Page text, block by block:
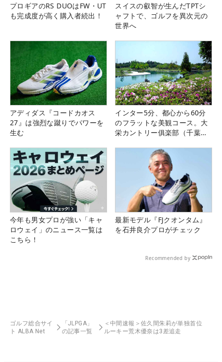
プロギアのRS DUOはFW・UT
も完成度が高く購入者続出！
スイスの叡智が生んだTPTシ
ャフトで、ゴルフを異次元の
世界へ
アディダス『コードカオス
27』は強烈な蹴りでパワーを
生む
インター5分、都心から60分
のフラットな美観コース。大
栄カントリー俱楽部（千葉
今年も男女プロが強い「キャ
ロウェイ」のニュース一覧は
こちら！
最新モデル『FJクオンタム』
を石井良介プロがチェック
Recommended by
ゴルフ総合サイ
ト ALBA Net
「JLPGA」
の記事一覧
＜中間速報＞佐久間朱莉が単独首位
ルーキー荒木優奈は3差追走